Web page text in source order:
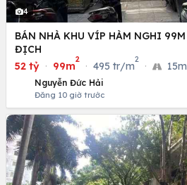
4
BÁN NHÀ KHU VÍP HÀM NGHI
ĐỊCH
52 tỷ · 99m
2
· 495 tr/m
2
· 15m
Nguyễn Đức Hải
Đăng 10 giờ trước